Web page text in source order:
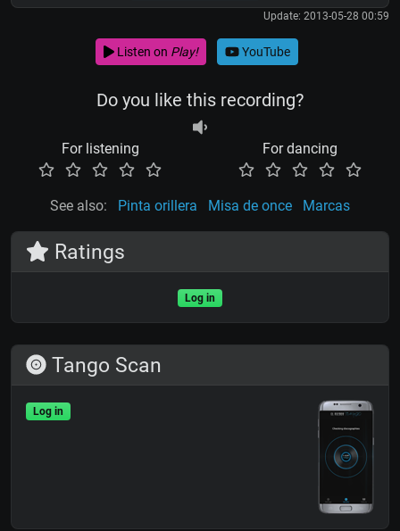
Update: 2013-05-28 00:59
Listen on Play! YouTube
Do you like this recording?
For listening For dancing
See also: Pinta orillera Misa de once Marcas
Ratings
Log in
Tango Scan
Log in